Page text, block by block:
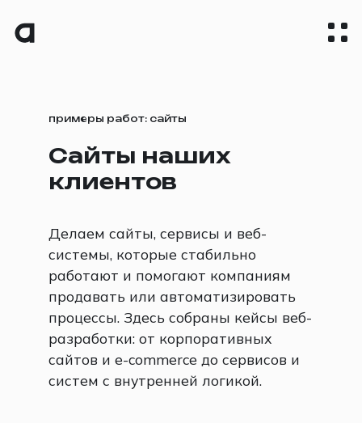
примеры работ: сайты
Сайты наших
клиентов
Делаем сайты, сервисы и веб-
системы, которые стабильно
работают и помогают компаниям
продавать или автоматизировать
процессы. Здесь собраны кейсы веб-
разработки: от корпоративных
сайтов и e-commerce до сервисов и
систем с внутренней логикой.